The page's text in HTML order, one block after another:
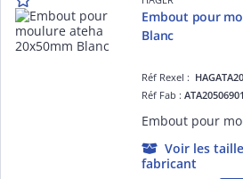
Embout pour
Blanc
Réf Rexel :
Réf Fab :
Voir les
fabricant